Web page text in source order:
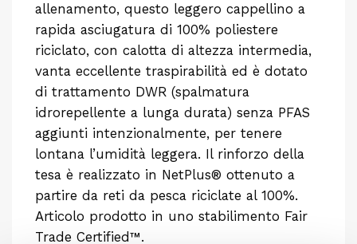
allenamento, questo leggero cappellino a
rapida asciugatura di 100% poliestere
riciclato, con calotta di altezza intermedia,
vanta eccellente traspirabilità ed è dotato
di trattamento DWR (spalmatura
idrorepellente a lunga durata) senza PFAS
aggiunti intenzionalmente, per tenere
lontana l’umidità leggera. Il rinforzo della
tesa è realizzato in NetPlus® ottenuto a
partire da reti da pesca riciclate al 100%.
Articolo prodotto in uno stabilimento Fair
Trade Certified™.